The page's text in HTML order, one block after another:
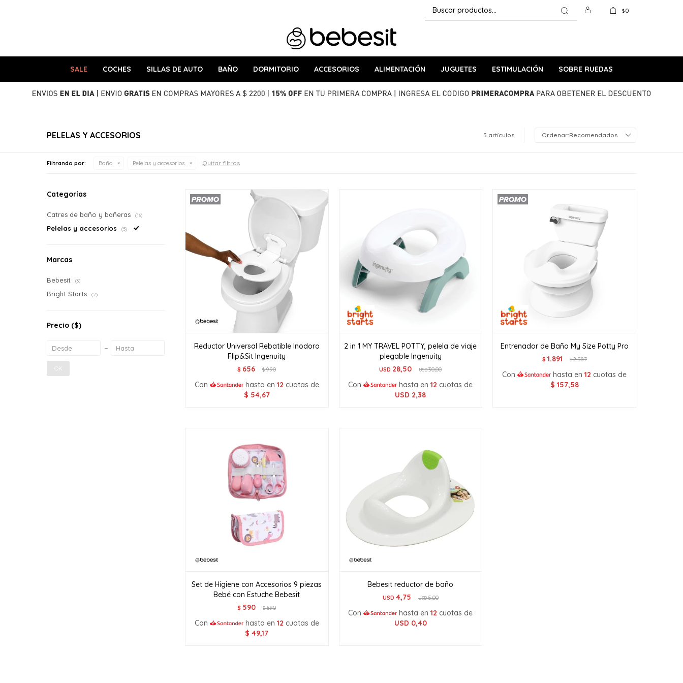
SALE COCHES SILLAS DE AUTO BAÑO DORMITORIO ACCESORIOS ALIMENTACIÓN JUGUETES ESTIMULACIÓN SOBRE RUEDAS
$0
PELELAS Y ACCESORIOS 5 artículos Recomendados
Filtrando por: Baño Pelelas y accesorios Quitar filtros
Reductor Universal Rebatible Inodoro
Flip&Sit Ingenuity
$ 656 $990
Con hasta en 12 cuotas de
$ 54,67
2 in 1 MY TRAVEL POTTY, pelela de viaje
plegable Ingenuity
USD 28,50 USD30,00
Con hasta en12 cuotas de
USD 2,38
Entrenador de Baño My Size Potty Pro
$ 1.891 $2.587
Con hasta en12 cuotas de
$ 157,58
Set de Higiene con Accesorios 9 piezas
Bebé con Estuche Bebesit
$ 590 $690
Con hasta en 12 cuotas de
$ 49,17
Bebesit reductor de baño
USD 4,75 USD5,00
Con hasta en12 cuotas de
USD 0,40
Categorías
Catres de baño y bañeras (16)
Pelelas y accesorios (5)
Marcas
Bebesit (3)
Bright Starts (2)
Precio ($)
OK